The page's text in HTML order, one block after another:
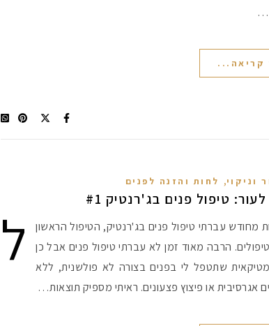
קריאה...
וניקוי, לחות והזנה לפנים
טיפול פנים בג'רנטיק #1
ל
מחודש עברתי טיפול פנים בג'רנטיק, הטיפול הראשון
הרבה מאוד זמן לא עברתי טיפול פנים אבל כן
שתטפל לי בפנים בצורה לא פולשנית, ללא
אגרסיבית או פיצוץ פצעונים. ראיתי מספיק תוצאות…